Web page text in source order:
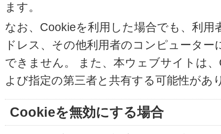
ます。
なお、Cookieを利用した場合でも、利用
ドレス、その他利用者のコンピュータ
できません。 また、本ウェブサイトは
よび指定の第三者と共有する可能性があ
Cookieを無効にする場合